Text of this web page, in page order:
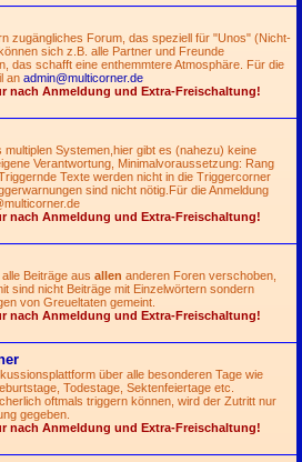
zugängliches Forum, das speziell für "Unos" (Nicht-
sich z.B. alle Partner und Freunde
das schafft eine enthemmtere Atmosphäre. Für die
an admin@multicorner.de
nach Anmeldung und Extra-Freischaltung!
Systemen,hier gibt es (nahezu) keine
Verantwortung, Minimalvoraussetzung: Rang
Texte werden nicht in die Triggercorner
sind nicht nötig.Für die Anmeldung
nach Anmeldung und Extra-Freischaltung!
Beiträge aus allen anderen Foren verschoben,
sind nicht Beiträge mit Einzelwörtern sondern
von Greueltaten gemeint.
nach Anmeldung und Extra-Freischaltung!
über alle besonderen Tage wie
Todestage, Sektenfeiertage etc.
oftmals triggern können, wird der Zutritt nur
gegeben.
nach Anmeldung und Extra-Freischaltung!